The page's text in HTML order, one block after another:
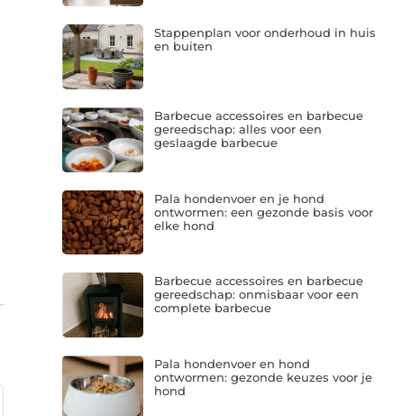
Stappenplan voor onderhoud in huis
en buiten
Barbecue accessoires en barbecue
gereedschap: alles voor een
geslaagde barbecue
Pala hondenvoer en je hond
ontwormen: een gezonde basis voor
elke hond
Barbecue accessoires en barbecue
gereedschap: onmisbaar voor een
complete barbecue
Pala hondenvoer en hond
ontwormen: gezonde keuzes voor je
hond